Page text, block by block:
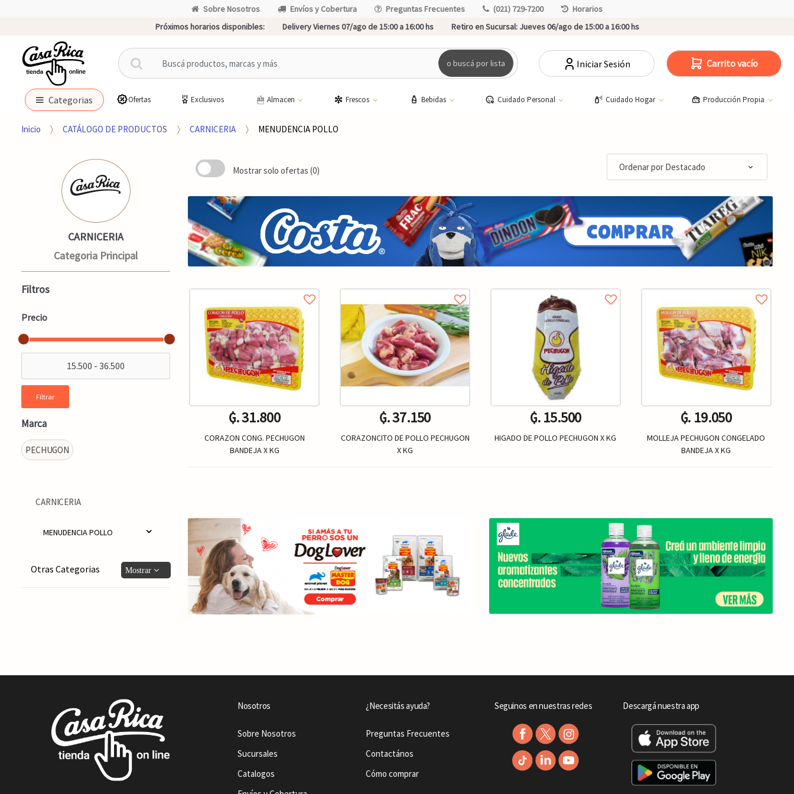
Sobre Nosotros Envíos y Cobertura Preguntas Frecuentes (021) 729-7200
Horarios
Próximos horarios disponibles:
Delivery Viernes 07/ago de 15:00 a 16:00 hs Retiro en Sucursal:Jueves 06/ago de 15:00 a 16:00 hs
B
u
c
r
r
:
o buscá por lista Iniciar Sesión Carrito vacío
Categorias Ofertas Exclusivos Almacen Frescos Bebidas Cuidado Personal Cuidado Hogar Producción Propia
Inicio CATÁLOGO DE PRODUCTOS CARNICERIA MENUDENCIA POLLO
Mostrar solo ofertas (0)
₲. 31.800
CORAZON CONG. PECHUGON
BANDEJA X KG
₲. 37.150
CORAZONCITO DE POLLO PECHUGON
X KG
₲. 15.500
HIGADO DE POLLO PECHUGON X KG
₲. 19.050
MOLLEJA PECHUGON CONGELADO
BANDEJA X KG
CARNICERIA
Categoria Principal
Filtros
Precio
Filtrar
Marca
PECHUGON
CARNICERIA
MENUDENCIA POLLO
Otras Categorias
Nosotros
Sobre Nosotros
Sucursales
Catalogos
¿Necesitás ayuda?
Preguntas Frecuentes
Contactános
Cómo comprar
Seguinos en nuestras redes Descargá nuestra app